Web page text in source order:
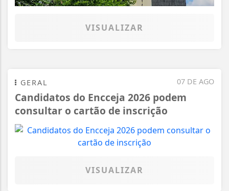
VISUALIZAR
07 DE AGO
GERAL
Candidatos do Encceja 2026 podem
consultar o cartão de inscrição
VISUALIZAR